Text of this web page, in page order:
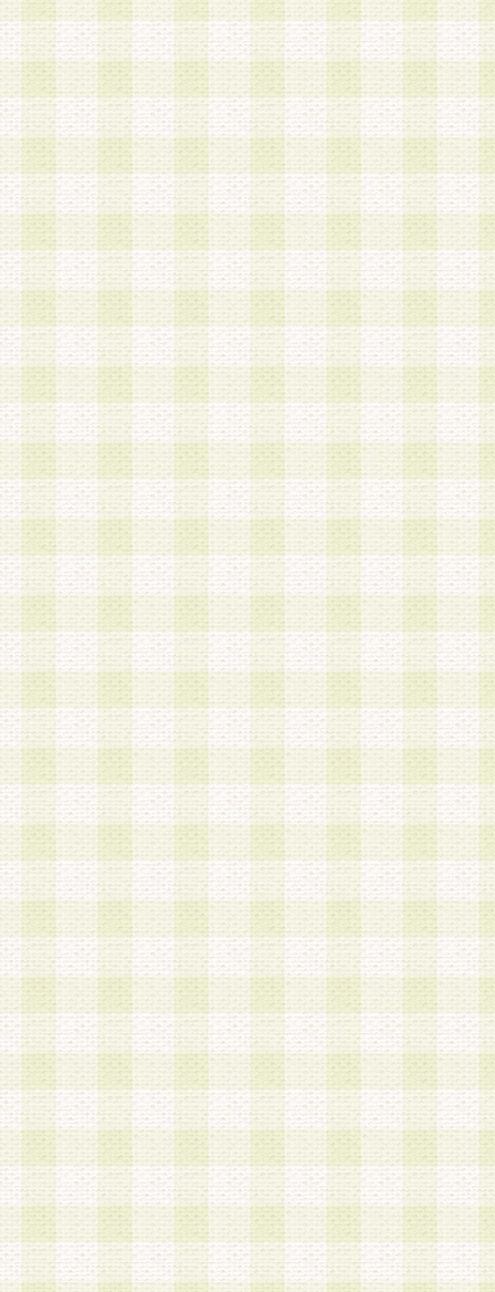
a.既に登録されている会員と同一のメールアドレ
録する場合
b.本サービスと同様のサービスを提供している企
業に従事していると思われる本人またはその家族
場合
c.その他当社が不適切と判断する場合
2.当社は、会員登録希望者を会員として承認する
した 場合、会員登録希望者による会員登録手続
による承認後の場合であっても、会員登録の取り
の抹消を、当社が適切と判 断する方法・手段に
とができるものとします。
3.会員登録希望者が18歳未満、成年被後見人、被
人 である場合は、親権者などの法定代理人の同
録を行うものとします。なお、義務教育学齢に該
者については、登録時に 当社が別途定める方法
権者による承認手続きを行うものとします。
第3条 会員の登録方法
1.会員登録手続きは、会員登録希望者本人が行う
る登録は一切認められないものとします。
2.会員登録希望者は、本規約に同意の後、当社指
画 面」において、当社が指定する必要事項を入
を行うものとします。当社は、会員登録を承認し
会員として本サービスを 受けるためのログイン
を付与します。
3.会員は、会員登録の際に申告する登録情報の全
いかなる虚偽の申告をも行ってはならないものと
4.会員は、複数のログインＩＤおよびパスワード
いものとします。
第4条 ログインIDおよびパスワードの管理
1.会員は、会員登録後、本サイト内にて本サービ
加する際には、前条に基づき当社から付与された
スワードを使用するものとします。
2.登録の際に当社が付与したログインIDおよびパ
の使用に関しては、全て会員本人がその責任を負
3.会員は、当社から付与されたログインIDおよび
貸与、名義変更、売買その他形態を問わず第三者
ならないものとします。
4.当社は、会員によるログインIDおよびパスワー
盗用など第三者の利用に伴う損害の発生について